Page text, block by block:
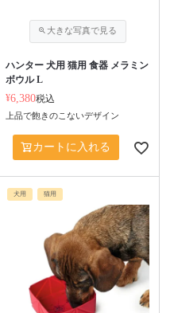
ハンター 犬用 猫用 食器 メラミン
ボウル L
¥6,380税込
上品で飽きのこないデザイン
カートに入れる
犬用 猫用